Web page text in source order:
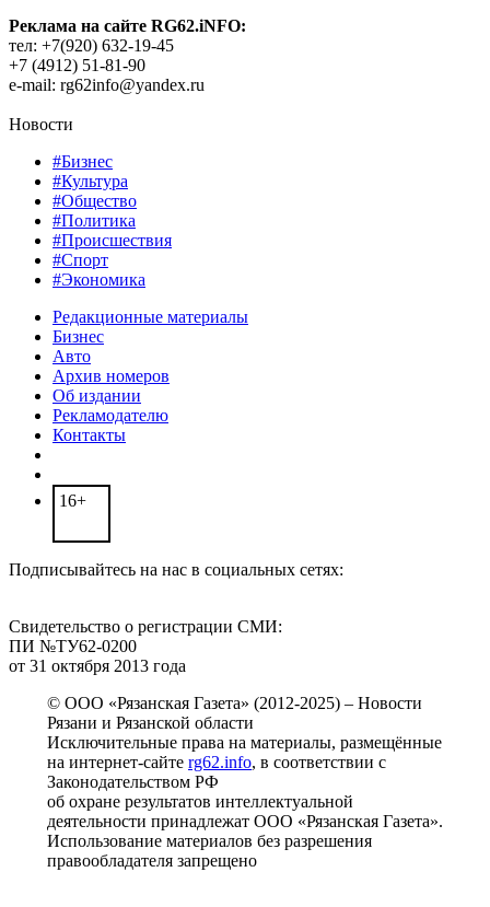
Реклама на сайте RG62.iNFO:
тел: +7(920) 632-19-45
+7 (4912) 51-81-90
e-mail: rg62info@yandex.ru
Новости
#Бизнес
#Культура
#Общество
#Политика
#Происшествия
#Спорт
#Экономика
Редакционные материалы
Бизнес
Авто
Архив номеров
Об издании
Рекламодателю
Контакты
16+
Подписывайтесь на нас в социальных сетях:
Свидетельство о регистрации СМИ:
ПИ №ТУ62-0200
от 31 октября 2013 года
© ООО «Рязанская Газета» (2012-2025) – Новости
Рязани и Рязанской области
Исключительные права на материалы, размещённые
на интернет-сайте rg62.info, в соответствии с
Законодательством РФ
об охране результатов интеллектуальной
деятельности принадлежат ООО «Рязанская Газета».
Использование материалов без разрешения
правообладателя запрещено